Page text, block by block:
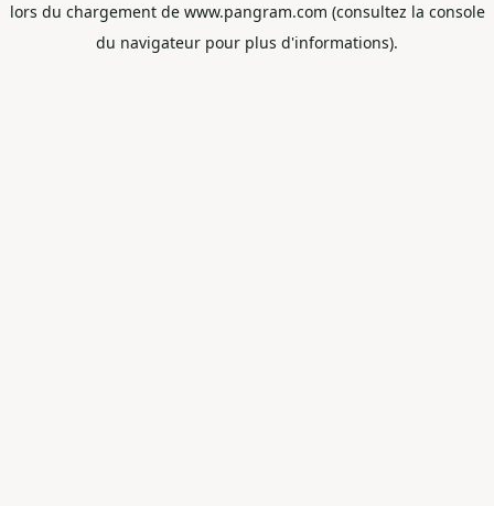
lors du chargement de www.pangram.com (consultez la console
du navigateur pour plus d'informations).